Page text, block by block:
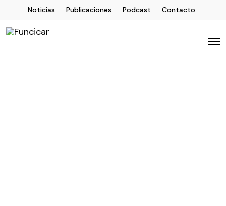
Noticias Publicaciones Podcast Contacto